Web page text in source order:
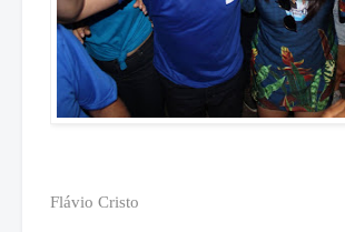
Flávio Cristo